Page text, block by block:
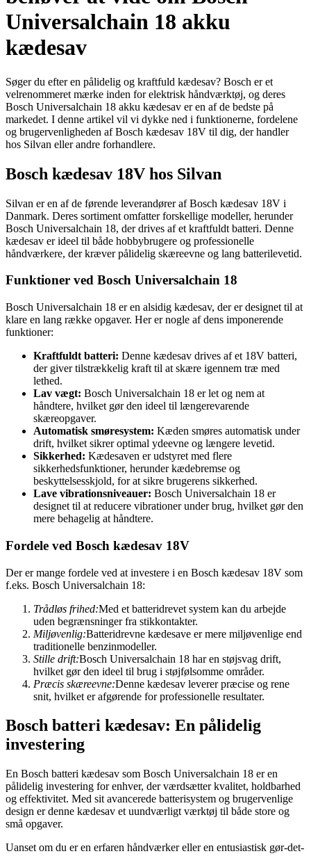
Universalchain 18 akku
kædesav
Søger du efter en pålidelig og kraftfuld kædesav? Bosch er et
velrenommeret mærke inden for elektrisk håndværktøj, og deres
Bosch Universalchain 18 akku kædesav er en af de bedste på
markedet. I denne artikel vil vi dykke ned i funktionerne, fordelene
og brugervenligheden af Bosch kædesav 18V til dig, der handler
hos Silvan eller andre forhandlere.
Bosch kædesav 18V hos Silvan
Silvan er en af de førende leverandører af Bosch kædesav 18V i
Danmark. Deres sortiment omfatter forskellige modeller, herunder
Bosch Universalchain 18, der drives af et kraftfuldt batteri. Denne
kædesav er ideel til både hobbybrugere og professionelle
håndværkere, der kræver pålidelig skæreevne og lang batterilevetid.
Funktioner ved Bosch Universalchain 18
Bosch Universalchain 18 er en alsidig kædesav, der er designet til at
klare en lang række opgaver. Her er nogle af dens imponerende
funktioner:
Kraftfuldt batteri: Denne kædesav drives af et 18V batteri,
der giver tilstrækkelig kraft til at skære igennem træ med
lethed.
Lav vægt: Bosch Universalchain 18 er let og nem at
håndtere, hvilket gør den ideel til længerevarende
skæreopgaver.
Automatisk smøresystem: Kæden smøres automatisk under
drift, hvilket sikrer optimal ydeevne og længere levetid.
Sikkerhed: Kædesaven er udstyret med flere
sikkerhedsfunktioner, herunder kædebremse og
beskyttelsesskjold, for at sikre brugerens sikkerhed.
Lave vibrationsniveauer: Bosch Universalchain 18 er
designet til at reducere vibrationer under brug, hvilket gør den
mere behagelig at håndtere.
Fordele ved Bosch kædesav 18V
Der er mange fordele ved at investere i en Bosch kædesav 18V som
f.eks. Bosch Universalchain 18:
Trådløs frihed:Med et batteridrevet system kan du arbejde
uden begrænsninger fra stikkontakter.
Miljøvenlig:Batteridrevne kædesave er mere miljøvenlige end
traditionelle benzinmodeller.
Stille drift:Bosch Universalchain 18 har en støjsvag drift,
hvilket gør den ideel til brug i støjfølsomme områder.
Præcis skæreevne:Denne kædesav leverer præcise og rene
snit, hvilket er afgørende for professionelle resultater.
Bosch batteri kædesav: En pålidelig
investering
En Bosch batteri kædesav som Bosch Universalchain 18 er en
pålidelig investering for enhver, der værdsætter kvalitet, holdbarhed
og effektivitet. Med sit avancerede batterisystem og brugervenlige
design er denne kædesav et uundværligt værktøj til både store og
små opgaver.
Uanset om du er en erfaren håndværker eller en entusiastisk gør-det-